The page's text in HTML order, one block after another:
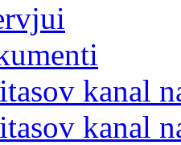
kanal
kanal